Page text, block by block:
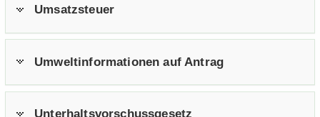
Um­satz­steu­er
Um­welt­in­for­ma­tio­nen auf An­trag
Un­ter­halts­vor­schuss­ge­setz